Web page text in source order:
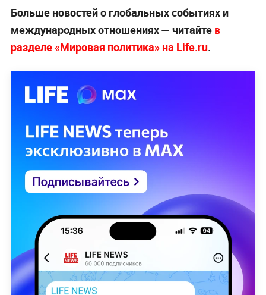
Больше новостей о глобальных событиях и
международных отношениях — читайте в
разделе «Мировая политика» на Life.ru.